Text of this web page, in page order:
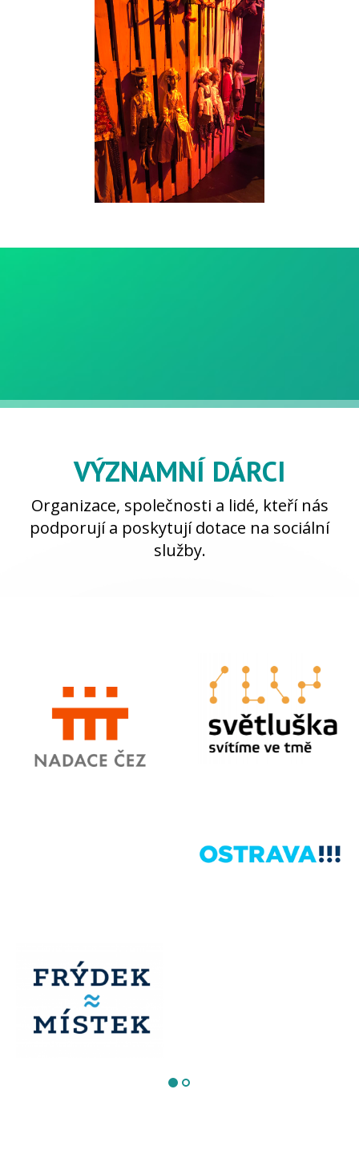
VÝZNAMNÍ DÁRCI
Organizace, společnosti a lidé, kteří nás
podporují a poskytují dotace na sociální
služby.